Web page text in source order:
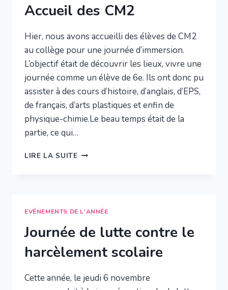
Accueil des CM2
Hier, nous avons accueilli des élèves de CM2
au collège pour une journée d’immersion.
L’objectif était de découvrir les lieux, vivre une
journée comme un élève de 6e. Ils ont donc pu
assister à des cours d’histoire, d’anglais, d’EPS,
de français, d’arts plastiques et enfin de
physique-chimie.Le beau temps était de la
partie, ce qui…
LIRE LA SUITEACCUEIL
EVÉNEMENTS DE L'ANNÉE
Journée de lutte contre le
harcèlement scolaire
Cette année, le jeudi 6 novembre